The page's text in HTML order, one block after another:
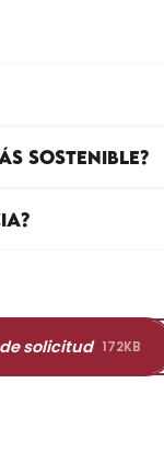
SOSTENIBLE?
solicitud 172KB